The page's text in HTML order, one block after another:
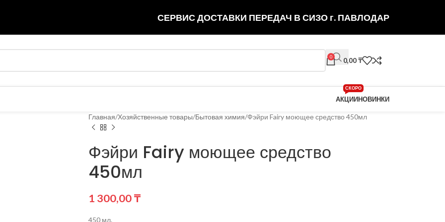
СЕРВИС ДОСТАВКИ ПЕРЕДАЧ В СИЗО г. ПАВЛОДАР
0 0,00₸
АКЦИИ
СКОРО
НОВИНКИ
Главная Хозяйственные товары Бытовая химия Фэйри Fairy моющее средство 450мл
Фэйри Fairy моющее средство
450мл
1 300,00₸
450 мл.